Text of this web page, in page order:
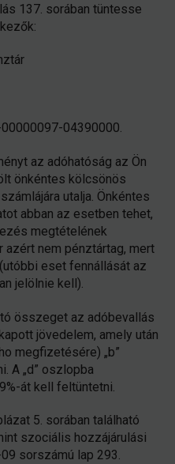
137. sorában tüntesse
04390000.
az adóhatóság az Ön
önkéntes kölcsönös
utalja. Önkéntes
abban az esetben tehet,
megtételének
azért nem pénztártag, mert
eset fennállását az
jelölnie kell).
összeget az adóbevallás
jövedelem, amely után
megfizetésére) „b”
A „d” oszlopba
át kell feltüntetni.
5. sorában található
szociális hozzájárulási
sorszámú lap 293.